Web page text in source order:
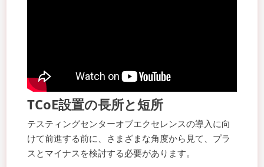
TCoE設置の長所と短所
テスティングセンターオブエクセレンスの導入に向
けて前進する前に、さまざまな角度から見て、プラ
スとマイナスを検討する必要があります。